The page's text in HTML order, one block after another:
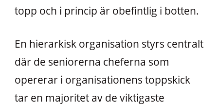
topp och i princip är obefintlig i botten.
En hierarkisk organisation styrs centralt
där de seniorerna cheferna som
opererar i organisationens toppskick
tar en majoritet av de viktigaste